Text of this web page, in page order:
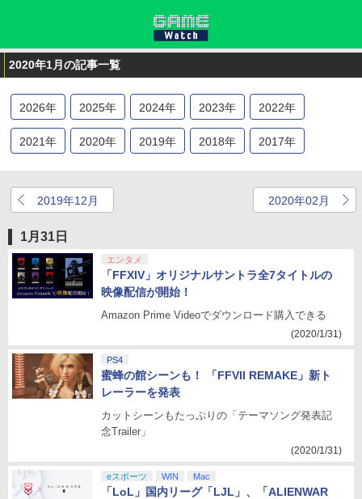
2020年1月の記事一覧
2026年 2025年 2024年 2023年 2022年
2021年 2020年 2019年 2018年 2017年
2011年 2010年 2007年
2006年
2001 年 2000 年
2019年12月 2020年02月
1月31日
エンタメ
「FFXIV」オリジナルサントラ全7タイトルの
映像配信が開始！
Amazon Prime Videoでダウンロード購入できる
(2020/1/31)
PS4
蜜蜂の館シーンも！ 「FFVII REMAKE」新ト
レーラーを発表
カットシーンもたっぷりの「テーマソング発表記
念Trailer」
(2020/1/31)
eスポーツ WIN Mac
「LoL」国内リーグ「LJL」、「ALIENWAR